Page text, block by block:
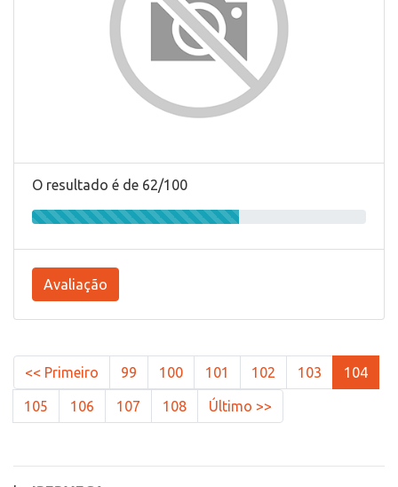
O resultado é de 62/100
Avaliação
<< Primeiro 99 100 101 102 103 104
105 106 107 108 Último >>